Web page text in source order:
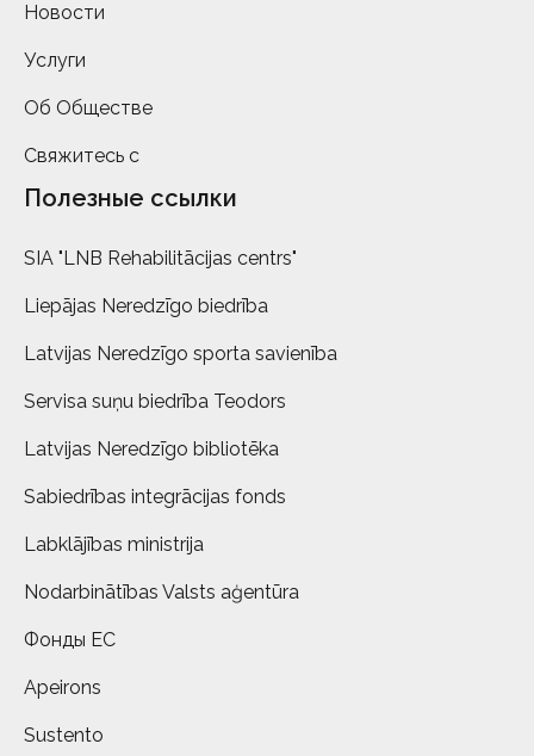
Новости
Услуги
Об Обществе
Свяжитесь с
Полезные ссылки
SIA "LNB Rehabilitācijas centrs"
Liepājas Neredzīgo biedrība
Latvijas Neredzīgo sporta savienība
Servisa suņu biedrība Teodors
Latvijas Neredzīgo bibliotēka
Sabiedrības integrācijas fonds
Labklājības ministrija
Nodarbinātības Valsts aģentūra
Фонды ЕС
Apeirons
Sustento